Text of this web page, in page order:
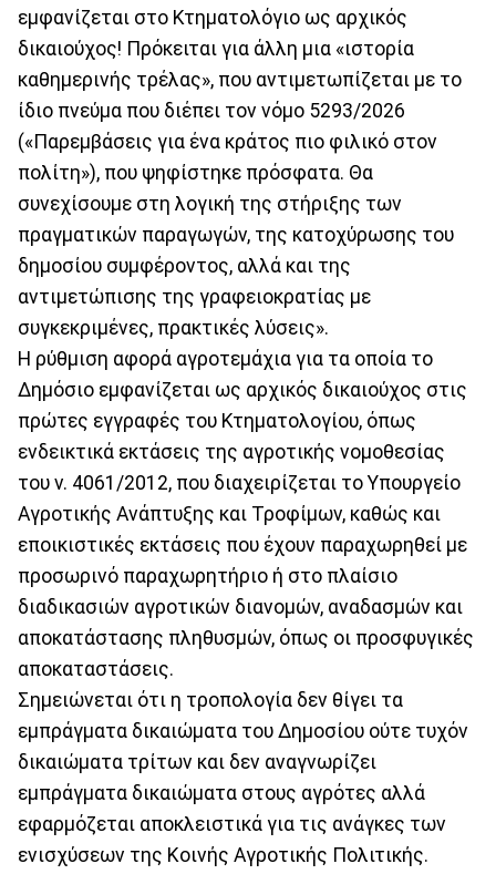
εμφανίζεται στο Κτηματολόγιο ως αρχικός
δικαιούχος! Πρόκειται για άλλη μια «ιστορία
καθημερινής τρέλας», που αντιμετωπίζεται με το
ίδιο πνεύμα που διέπει τον νόμο 5293/2026
(«Παρεμβάσεις για ένα κράτος πιο φιλικό στον
πολίτη»), που ψηφίστηκε πρόσφατα. Θα
συνεχίσουμε στη λογική της στήριξης των
πραγματικών παραγωγών, της κατοχύρωσης του
δημοσίου συμφέροντος, αλλά και της
αντιμετώπισης της γραφειοκρατίας με
συγκεκριμένες, πρακτικές λύσεις».
Η ρύθμιση αφορά αγροτεμάχια για τα οποία το
Δημόσιο εμφανίζεται ως αρχικός δικαιούχος στις
πρώτες εγγραφές του Κτηματολογίου, όπως
ενδεικτικά εκτάσεις της αγροτικής νομοθεσίας
του ν. 4061/2012, που διαχειρίζεται το Υπουργείο
Αγροτικής Ανάπτυξης και Τροφίμων, καθώς και
εποικιστικές εκτάσεις που έχουν παραχωρηθεί με
προσωρινό παραχωρητήριο ή στο πλαίσιο
διαδικασιών αγροτικών διανομών, αναδασμών και
αποκατάστασης πληθυσμών, όπως οι προσφυγικές
αποκαταστάσεις.
Σημειώνεται ότι η τροπολογία δεν θίγει τα
εμπράγματα δικαιώματα του Δημοσίου ούτε τυχόν
δικαιώματα τρίτων και δεν αναγνωρίζει
εμπράγματα δικαιώματα στους αγρότες αλλά
εφαρμόζεται αποκλειστικά για τις ανάγκες των
ενισχύσεων της Κοινής Αγροτικής Πολιτικής.